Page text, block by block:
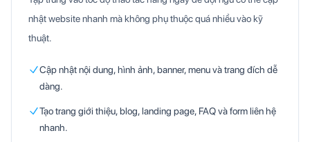
nhật website nhanh mà không phụ thuộc quá nhiều vào kỹ
thuật.
Cập nhật nội dung, hình ảnh, banner, menu và trang đích dễ
dàng.
Tạo trang giới thiệu, blog, landing page, FAQ và form liên hệ
nhanh.